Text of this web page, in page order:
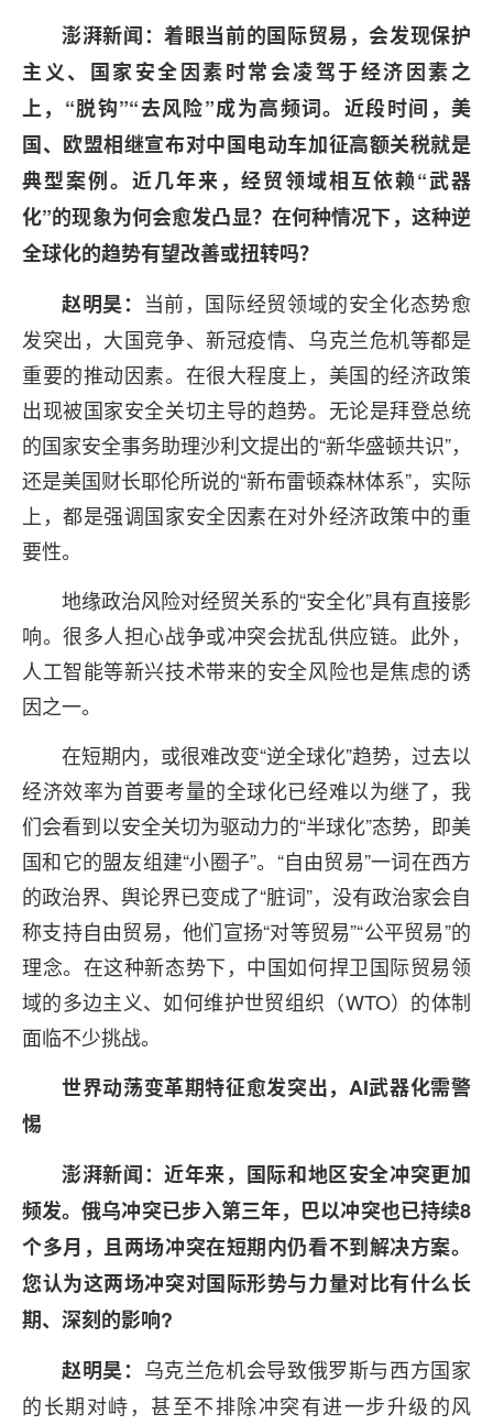
澎湃新闻：着眼当前的国际贸易，会发现保护
主义、国家安全因素时常会凌驾于经济因素之
上，“脱钩”“去风险”成为高频词。近段时间，美
国、欧盟相继宣布对中国电动车加征高额关税就是
典型案例。近几年来，经贸领域相互依赖“武器
化”的现象为何会愈发凸显？在何种情况下，这种逆
全球化的趋势有望改善或扭转吗？
赵明昊： 当前，国际经贸领域的安全化态势愈
发突出，大国竞争、新冠疫情、乌克兰危机等都是
重要的推动因素。在很大程度上，美国的经济政策
出现被国家安全关切主导的趋势。无论是拜登总统
的国家安全事务助理沙利文提出的“新华盛顿共识”，
还是美国财长耶伦所说的“新布雷顿森林体系”，实际
上，都是强调国家安全因素在对外经济政策中的重
要性。
地缘政治风险对经贸关系的“安全化”具有直接影
响。很多人担心战争或冲突会扰乱供应链。此外，
人工智能等新兴技术带来的安全风险也是焦虑的诱
因之一。
在短期内，或很难改变“逆全球化”趋势，过去以
经济效率为首要考量的全球化已经难以为继了，我
们会看到以安全关切为驱动力的“半球化”态势，即美
国和它的盟友组建“小圈子”。“自由贸易”一词在西方
的政治界、舆论界已变成了“脏词”，没有政治家会自
称支持自由贸易，他们宣扬“对等贸易”“公平贸易”的
理念。在这种新态势下，中国如何捍卫国际贸易领
域的多边主义、如何维护世贸组织（WTO）的体制
面临不少挑战。
世界动荡变革期特征愈发突出，AI武器化需警
惕
澎湃新闻：近年来，国际和地区安全冲突更加
频发。俄乌冲突已步入第三年，巴以冲突也已持续8
个多月，且两场冲突在短期内仍看不到解决方案。
您认为这两场冲突对国际形势与力量对比有什么长
期、深刻的影响?
赵明昊： 乌克兰危机会导致俄罗斯与西方国家
的长期对峙，甚至不排除冲突有进一步升级的风